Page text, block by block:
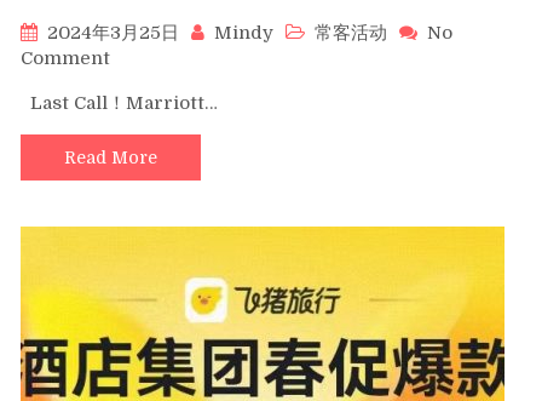
2024年3月25日 Mindy 常客活动
No
Commenton
Call！
Marriott
万
豪
599
起/2
晚，
预
Last Call！Marriott…
Read More